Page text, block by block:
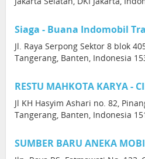
Siaga - Buana Indomobil
Jl. Raya Serpong Sektor 8 blok
Tangerang, Banten, Indonesia
RESTU MAHKOTA KARYA -
Jl KH Hasyim Ashari no. 82,
Tangerang, Banten, Indonesia
SUMBER BARU ANEKA